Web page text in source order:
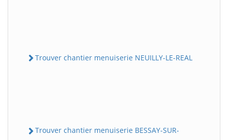
Trouver chantier menuiserie NEUILLY-LE-REAL
Trouver chantier menuiserie BESSAY-SUR-